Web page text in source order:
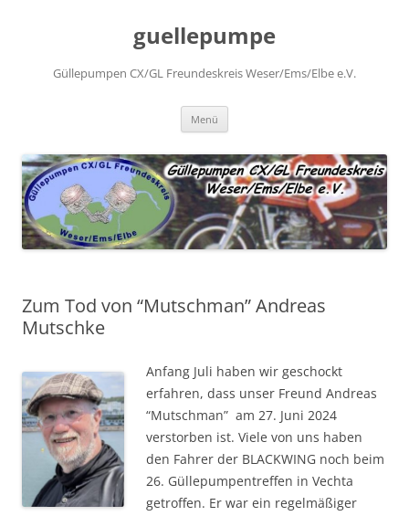
guellepumpe
Güllepumpen CX/GL Freundeskreis Weser/Ems/Elbe e.V.
Menü
Zum Tod von “Mutschman” Andreas
Mutschke
Anfang Juli haben wir geschockt
erfahren, dass unser Freund Andreas
“Mutschman” am 27. Juni 2024
verstorben ist. Viele von uns haben
den Fahrer der BLACKWING noch beim
26. Güllepumpentreffen in Vechta
getroffen. Er war ein regelmäßiger